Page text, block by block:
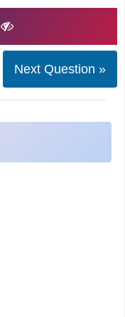
Next Question »